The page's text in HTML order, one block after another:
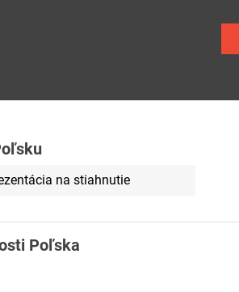
na stiahnutie
Poľska